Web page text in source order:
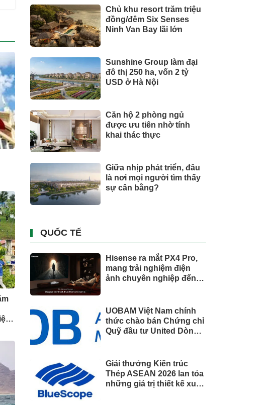
Chủ khu resort trăm triệu
đồng/đêm Six Senses
Ninh Van Bay lãi lớn
Sunshine Group làm đại
đô thị 250 ha, vốn 2 tỷ
USD ở Hà Nội
Căn hộ 2 phòng ngủ
được ưu tiên nhờ tính
khai thác thực
Giữa nhịp phát triển, đâu
là nơi mọi người tìm thấy
sự cân bằng?
QUỐC TẾ
Hisense ra mắt PX4 Pro,
mang trải nghiệm điện
ảnh chuyên nghiệp đến
UOBAM Việt Nam chính
thức chào bán Chứng chỉ
Quỹ đầu tư United Dòng
Giải thưởng Kiến trúc
Thép ASEAN 2026 lan tỏa
những giá trị thiết kế xuất